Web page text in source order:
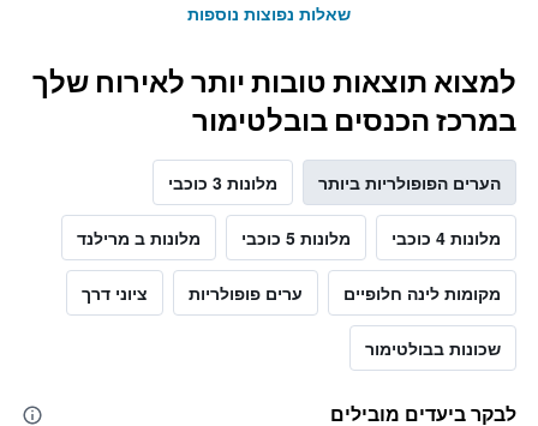
שאלות נפוצות נוספות
למצוא תוצאות טובות יותר לאירוח שלך
במרכז הכנסים בובלטימור
הערים הפופולריות ביותר מלונות 3 כוכבי
מלונות 4 כוכבי מלונות 5 כוכבי מלונות ב מרילנד
מקומות לינה חלופיים ערים פופולריות ציוני דרך
שכונות בבולטימור
לבקר ביעדים מובילים